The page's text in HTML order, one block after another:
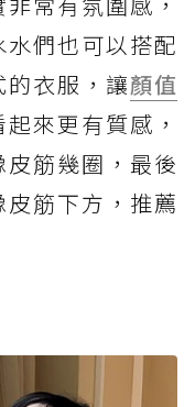
們也可以搭配
衣服，讓顏值
來更有質感，
筋幾圈，最後
筋下方，推薦